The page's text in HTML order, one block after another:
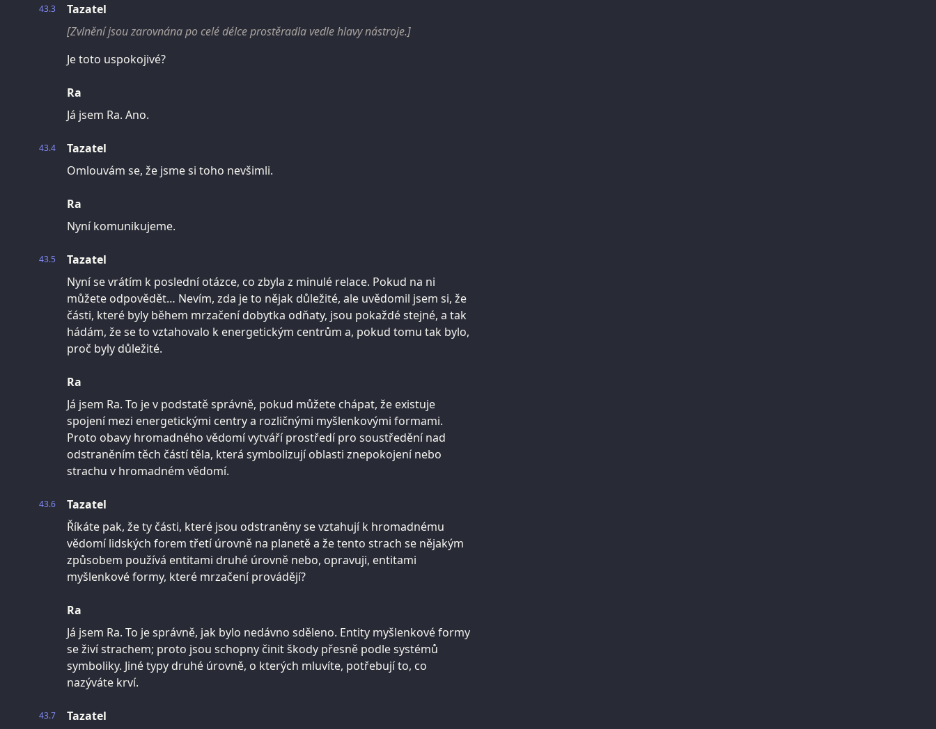
43.3
Tazatel
[Zvlnění jsou zarovnána po celé délce prostěradla vedle hlavy nástroje.]
Je toto uspokojivé?
Ra
Já jsem Ra. Ano.
43.4
Tazatel
Omlouvám se, že jsme si toho nevšimli.
Ra
Nyní komunikujeme.
43.5
Tazatel
Nyní se vrátím k poslední otázce, co zbyla z minulé relace. Pokud na ni
můžete odpovědět… Nevím, zda je to nějak důležité, ale uvědomil jsem si, že
části, které byly během mrzačení dobytka odňaty, jsou pokaždé stejné, a tak
hádám, že se to vztahovalo k energetickým centrům a, pokud tomu tak bylo,
proč byly důležité.
Ra
Já jsem Ra. To je v podstatě správně, pokud můžete chápat, že existuje
spojení mezi energetickými centry a rozličnými myšlenkovými formami.
Proto obavy hromadného vědomí vytváří prostředí pro soustředění nad
odstraněním těch částí těla, která symbolizují oblasti znepokojení nebo
strachu v hromadném vědomí.
43.6
Tazatel
Říkáte pak, že ty části, které jsou odstraněny se vztahují k hromadnému
vědomí lidských forem třetí úrovně na planetě a že tento strach se nějakým
způsobem používá entitami druhé úrovně nebo, opravuji, entitami
myšlenkové formy, které mrzačení provádějí?
Ra
Já jsem Ra. To je správně, jak bylo nedávno sděleno. Entity myšlenkové formy
se živí strachem; proto jsou schopny činit škody přesně podle systémů
symboliky. Jiné typy druhé úrovně, o kterých mluvíte, potřebují to, co
nazýváte krví.
43.7
Tazatel